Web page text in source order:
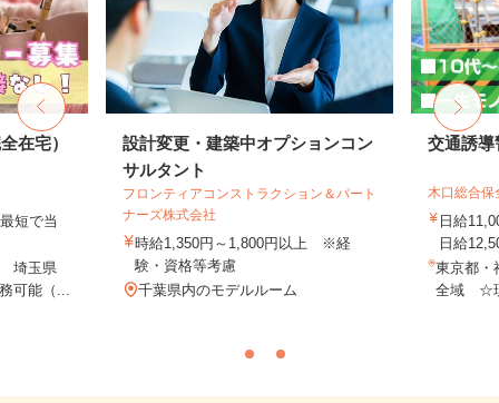
在宅）
短で当
埼玉県
可能（...
設計変更・建築中オプションコン
サルタント
フロンティアコンストラクション＆パート
ナーズ株式会社
時給1,350円～1,800円以上 ※経
験・資格等考慮
千葉県内のモデルルーム
交通誘導
木口総合保
日給
日給
東京都・
全域 ☆